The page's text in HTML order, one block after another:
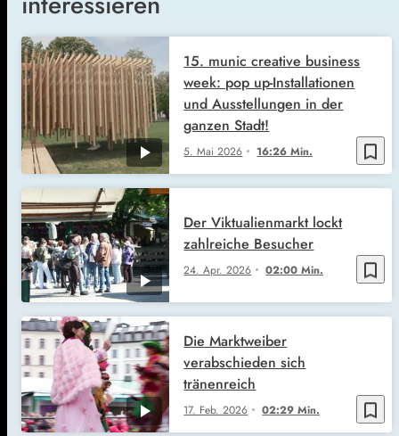
bookmark_border
5. Mai 2026 16:26 Min.
15. munic creative business
week: pop up-Installationen
und Ausstellungen in der
ganzen Stadt!
bookmark_border
24. Apr. 2026 02:00 Min.
Der Viktualienmarkt lockt
zahlreiche Besucher
bookmark_border
17. Feb. 2026 02:29 Min.
Die Marktweiber
verabschieden sich
tränenreich